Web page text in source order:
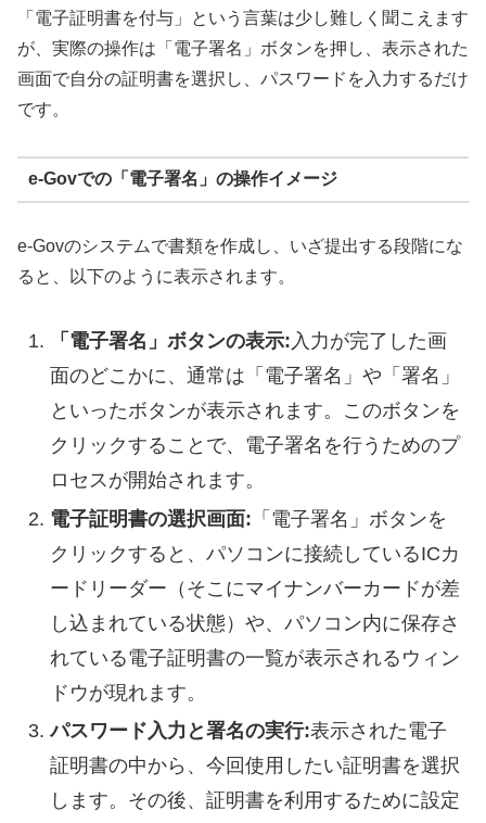
「電子証明書を付与」という言葉は少し難しく聞こえます
が、実際の操作は「電子署名」ボタンを押し、表示された
画面で自分の証明書を選択し、パスワードを入力するだけ
です。
e-Govでの「電子署名」の操作イメージ
e-Govのシステムで書類を作成し、いざ提出する段階にな
ると、以下のように表示されます。
「電子署名」ボタンの表示:入力が完了した画
面のどこかに、通常は「電子署名」や「署名」
といったボタンが表示されます。このボタンを
クリックすることで、電子署名を行うためのプ
ロセスが開始されます。
電子証明書の選択画面: 「電子署名」ボタンを
クリックすると、パソコンに接続しているICカ
ードリーダー（そこにマイナンバーカードが差
し込まれている状態）や、パソコン内に保存さ
れている電子証明書の一覧が表示されるウィン
ドウが現れます。
パスワード入力と署名の実行:表示された電子
証明書の中から、今回使用したい証明書を選択
します。その後、証明書を利用するために設定